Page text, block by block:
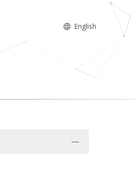
English